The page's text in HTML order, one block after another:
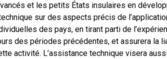
et les petits États insulaires en
sur des aspects précis de
des pays, en tirant parti de
des périodes précédentes, et assurera la
activité. L’assistance technique visera